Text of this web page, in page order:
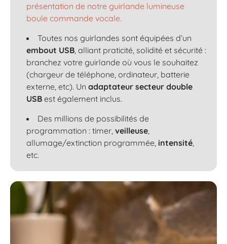
présentation de notre guirlande lumineuse
boule commande vocale.
Toutes nos guirlandes sont équipées d’un
embout USB , alliant praticité, solidité et sécurité :
branchez votre guirlande où vous le souhaitez
(chargeur de téléphone, ordinateur, batterie
externe, etc). Un adaptateur secteur double
USB est également inclus.
Des millions de possibilités de
programmation : timer, veilleuse
allumage/extinction programmée, intensité
etc.